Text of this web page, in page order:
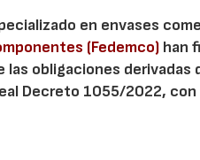
en envases
(Fedemco) han
las obligaciones derivadas
Decreto 1055/2022,